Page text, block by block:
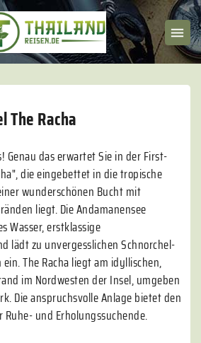
The Racha
Genau das erwartet Sie in der First-
die eingebettet in die tropische
wunderschönen Bucht mit
liegt. Die Andamanensee
Wasser, erstklassige
lädt zu unvergesslichen Schnorchel-
The Racha liegt am idyllischen,
im Nordwesten der Insel, umgeben
Die anspruchsvolle Anlage bietet den
und Erholungssuchende.